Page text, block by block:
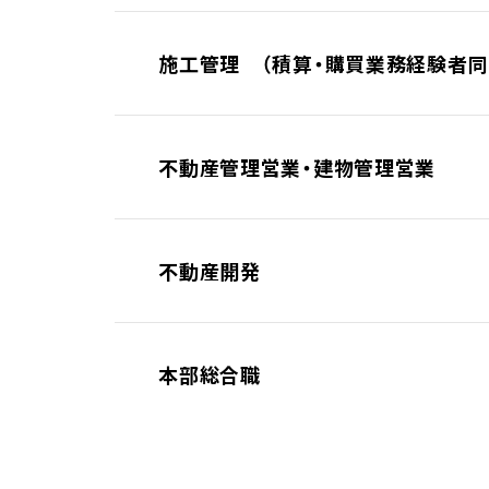
施工管理 （積算・購買業務経験者同
不動産管理営業・建物管理営業
不動産開発
本部総合職